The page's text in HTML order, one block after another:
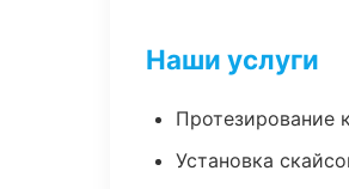
Наши услуги
Протезирование
Установка